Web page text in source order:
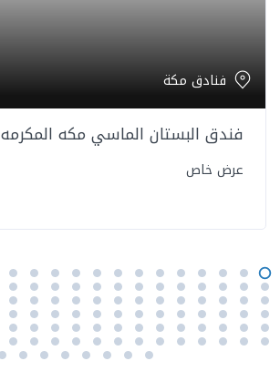
فنادق مكة
فندق البستان الماسي مكه المكرمه
عرض خاص